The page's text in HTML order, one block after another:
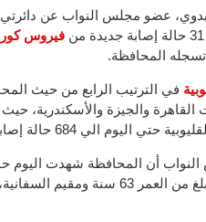
عضو مجلس النواب عن
فيروس
المحافظة.
في الترتيب الرابع من حيث
القاهرة والجيزة والأسكندرية،
الي 684 حالة إصابة منهم 24 حالة وفاة.
أن المحافظة شهدت اليوم